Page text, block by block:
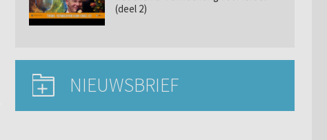
(deel 2)
NIEUWSBRIEF